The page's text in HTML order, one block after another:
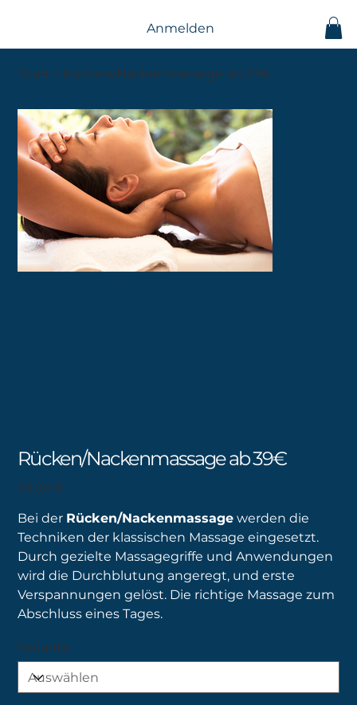
Anmelden
Start > Rücken/Nackenmassage ab 39€
Rücken/Nackenmassage ab 39€
39,00 €
Bei der Rücken/Nackenmassage werden die
Techniken der klassischen Massage eingesetzt.
Durch gezielte Massagegriffe und Anwendungen
wird die Durchblutung angeregt, und erste
Verspannungen gelöst. Die richtige Massage zum
Abschluss eines Tages.
Variante